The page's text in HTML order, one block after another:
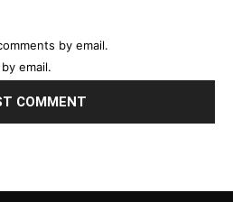
by email.
email.